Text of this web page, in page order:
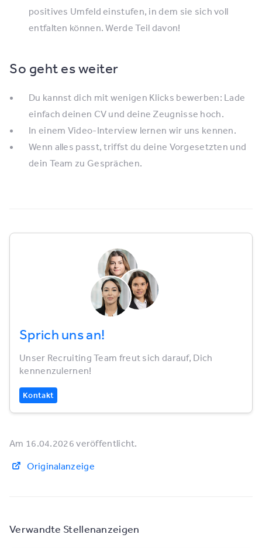
Verwandte Stellenanzeigen
positives Umfeld einstufen, in dem sie sich voll
entfalten können. Werde Teil davon!
So geht es weiter
Du kannst dich mit wenigen Klicks bewerben: Lade
einfach deinen CV und deine Zeugnisse hoch.
In einem Video-Interview lernen wir uns kennen.
Wenn alles passt, triffst du deine Vorge­setzten und
dein Team zu Gesprächen.
Sprich uns an!
Unser Recruiting Team freut sich darauf, Dich
kennenzulernen!
Kontakt
Am 16.04.2026 veröffentlicht.
Originalanzeige